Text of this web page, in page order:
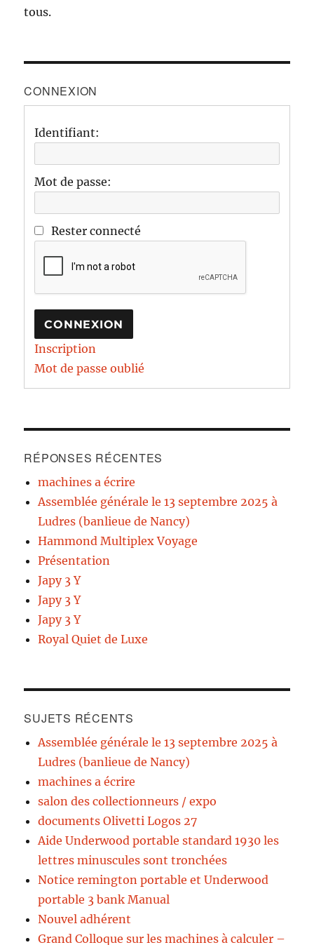
tous.
CONNEXION
Identifiant:
Mot de passe:
Rester connecté
CONNEXION
Inscription
Mot de passe oublié
RÉPONSES RÉCENTES
machines a écrire
Assemblée générale le 13 septembre 2025 à
Ludres (banlieue de Nancy)
Hammond Multiplex Voyage
Présentation
Japy 3 Y
Japy 3 Y
Japy 3 Y
Royal Quiet de Luxe
SUJETS RÉCENTS
Assemblée générale le 13 septembre 2025 à
Ludres (banlieue de Nancy)
machines a écrire
salon des collectionneurs / expo
documents Olivetti Logos 27
Aide Underwood portable standard 1930 les
lettres minuscules sont tronchées
Notice remington portable et Underwood
portable 3 bank Manual
Nouvel adhérent
Grand Colloque sur les machines à calculer –